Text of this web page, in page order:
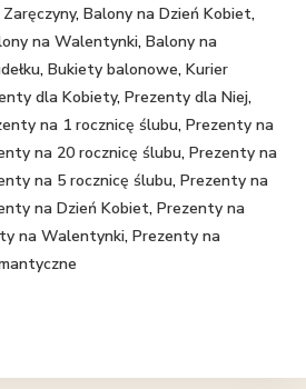
,Balony na Dzień Kobiet,
na Walentynki,Balony na
,Bukiety balonowe,Kurier
dla Kobiety,Prezenty dla Niej,
na 1 rocznicę ślubu,Prezenty na
na 20 rocznicę ślubu,Prezenty na
na 5 rocznicę ślubu,Prezenty na
na Dzień Kobiet,Prezenty na
na Walentynki,Prezenty na